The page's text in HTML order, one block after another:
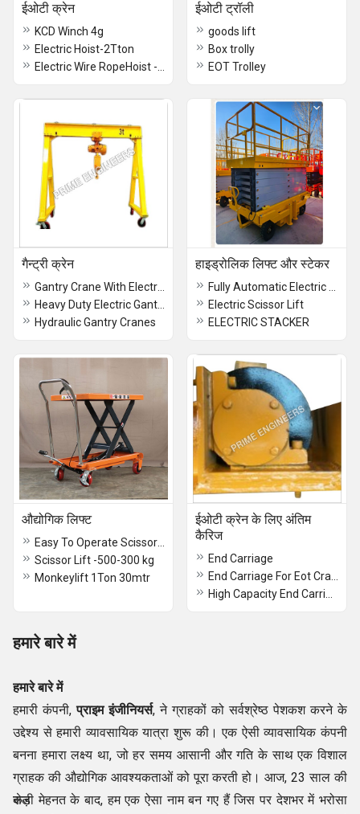
ईओटी क्रेन
KCD Winch 4g
Electric Hoist-2Tton
ईओटी ट्रॉली
goods lift
Box trolly
EOT Trolley
गैन्ट्री क्रेन
Hydraulic Gantry Cranes
हाइड्रोलिक लिफ्ट और स्टेकर
Electric Scissor Lift
ELECTRIC STACKER
औद्योगिक लिफ्ट
Scissor Lift -500-300 kg
Monkeylift 1Ton 30mtr
ईओटी क्रेन के लिए अंतिम
कैरिज
End Carriage
हमारे बारे में
हमारे बारे में
हमारी कंपनी,प्राइम इंजीनियर्स, ने ग्राहकों को सर्वश्रेष्ठ पेशकश करने के
उद्देश्य से हमारी व्यावसायिक यात्रा शुरू की। एक ऐसी व्यावसायिक कंपनी
बनना हमारा लक्ष्य था, जो हर समय आसानी और गति के साथ एक विशाल
ग्राहक की औद्योगिक आवश्यकताओं को पूरा करती हो। आज, 23 साल की
कड़ी मेहनत के बाद, हम एक ऐसा नाम बन गए हैं जिस पर देशभर में भरोसा
सेल